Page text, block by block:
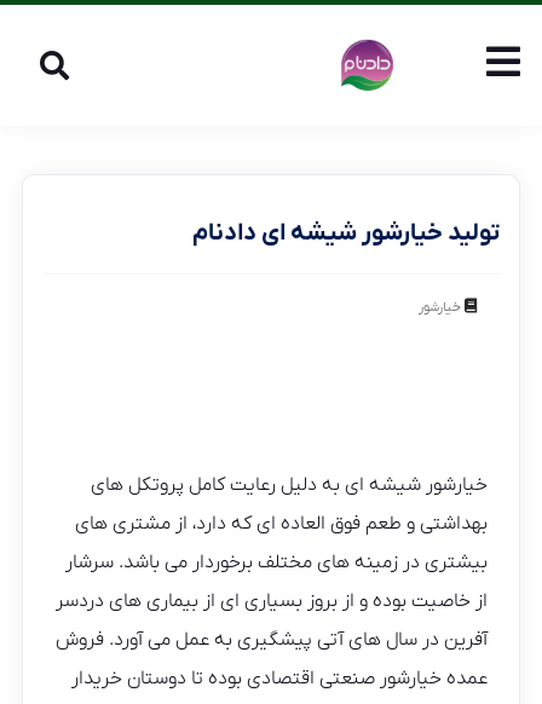
تولید خیارشور شیشه ای دادنام
خیارشور
خیارشور شیشه ای به دلیل رعایت کامل پروتکل های
بهداشتی و طعم فوق العاده ای که دارد، از مشتری های
بیشتری در زمینه های مختلف برخوردار می باشد. سرشار
از خاصیت بوده و از بروز بسیاری ای از بیماری های دردسر
آفرین در سال های آتی پیشگیری به عمل می آورد. فروش
عمده خیارشور صنعتی اقتصادی بوده تا دوستان خریدار